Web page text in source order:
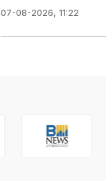
07-08-2026, 11:22